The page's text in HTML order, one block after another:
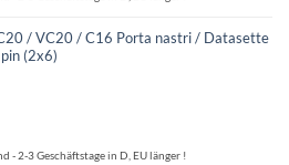
/ VC20 / C16 Porta nastri / Datasette
(2x6)
- 2-3 Geschäftstage in D, EU länger !